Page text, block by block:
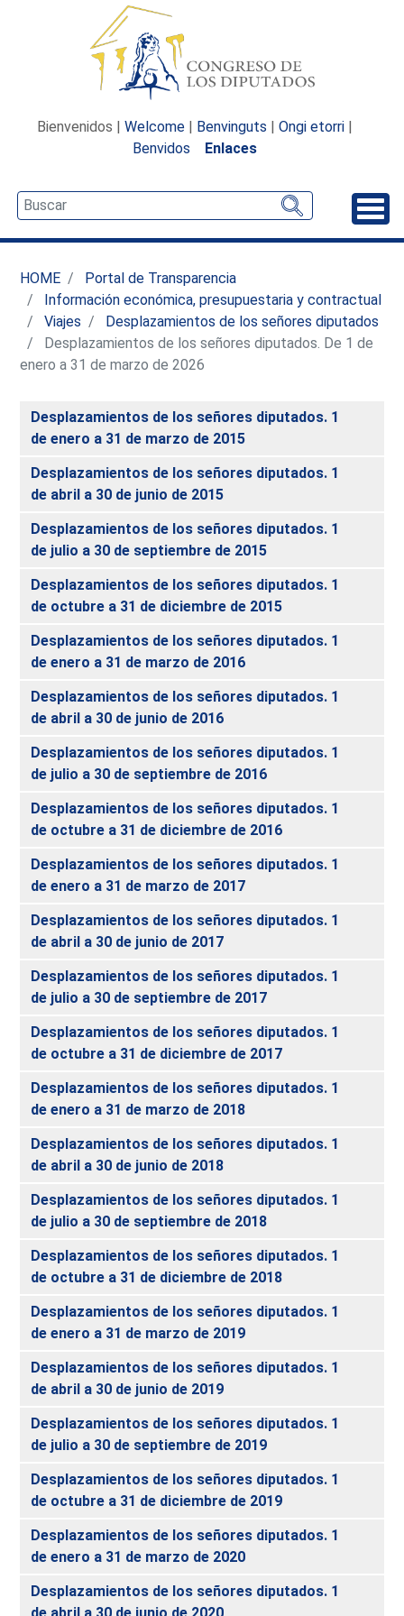
Bienvenidos | Welcome | Benvinguts | Ongi etorri |
Benvidos
Enlaces
HOME
Portal de Transparencia
Información económica, presupuestaria y contractual
Viajes
Desplazamientos de los señores diputados
Desplazamientos de los señores diputados. De 1 de
enero a 31 de marzo de 2026
Desplazamientos de los señores diputados. 1
de enero a 31 de marzo de 2015
Desplazamientos de los señores diputados. 1
de abril a 30 de junio de 2015
Desplazamientos de los señores diputados. 1
de julio a 30 de septiembre de 2015
Desplazamientos de los señores diputados. 1
de octubre a 31 de diciembre de 2015
Desplazamientos de los señores diputados. 1
de enero a 31 de marzo de 2016
Desplazamientos de los señores diputados. 1
de abril a 30 de junio de 2016
Desplazamientos de los señores diputados. 1
de julio a 30 de septiembre de 2016
Desplazamientos de los señores diputados. 1
de octubre a 31 de diciembre de 2016
Desplazamientos de los señores diputados. 1
de enero a 31 de marzo de 2017
Desplazamientos de los señores diputados. 1
de abril a 30 de junio de 2017
Desplazamientos de los señores diputados. 1
de julio a 30 de septiembre de 2017
Desplazamientos de los señores diputados. 1
de octubre a 31 de diciembre de 2017
Desplazamientos de los señores diputados. 1
de enero a 31 de marzo de 2018
Desplazamientos de los señores diputados. 1
de abril a 30 de junio de 2018
Desplazamientos de los señores diputados. 1
de julio a 30 de septiembre de 2018
Desplazamientos de los señores diputados. 1
de octubre a 31 de diciembre de 2018
Desplazamientos de los señores diputados. 1
de enero a 31 de marzo de 2019
Desplazamientos de los señores diputados. 1
de abril a 30 de junio de 2019
Desplazamientos de los señores diputados. 1
de julio a 30 de septiembre de 2019
Desplazamientos de los señores diputados. 1
de octubre a 31 de diciembre de 2019
Desplazamientos de los señores diputados. 1
de enero a 31 de marzo de 2020
Desplazamientos de los señores diputados. 1
de abril a 30 de junio de 2020